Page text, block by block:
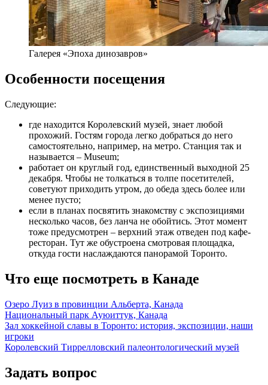
Галерея «Эпоха динозавров»
Особенности посещения
Следующие:
где находится Королевский музей, знает любой
прохожий. Гостям города легко добраться до него
самостоятельно, например, на метро. Станция так и
называется – Museum;
работает он круглый год, единственный выходной 25
декабря. Чтобы не толкаться в толпе посетителей,
советуют приходить утром, до обеда здесь более или
менее пусто;
если в планах посвятить знакомству с экспозициями
несколько часов, без ланча не обойтись. Этот момент
тоже предусмотрен – верхний этаж отведен под кафе-
ресторан. Тут же обустроена смотровая площадка,
откуда гости наслаждаются панорамой Торонто.
Что еще посмотреть в Канаде
Озеро Луиз в провинции Альберта, Канада
Национальный парк Ауюиттук, Канада
Зал хоккейной славы в Торонто: история, экспозиции, наши
игроки
Королевский Тиррелловский палеонтологический музей
Задать вопрос